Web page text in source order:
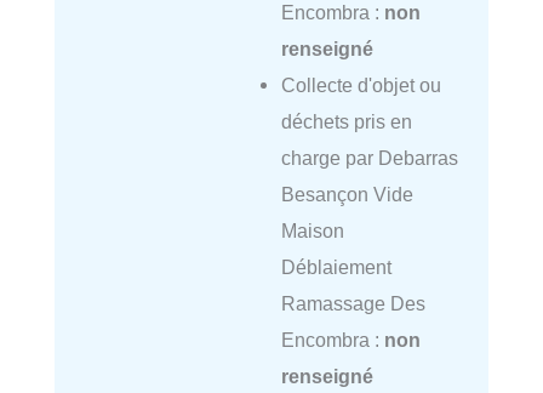
Encombra : non
renseigné
Collecte d'objet ou
déchets pris en
charge par Debarras
Besançon Vide
Maison
Déblaiement
Ramassage Des
Encombra : non
renseigné